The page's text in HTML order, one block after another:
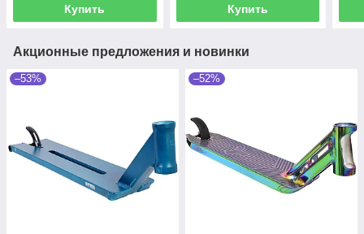
Купить Купить
Акционные предложения и новинки
–53% –52%